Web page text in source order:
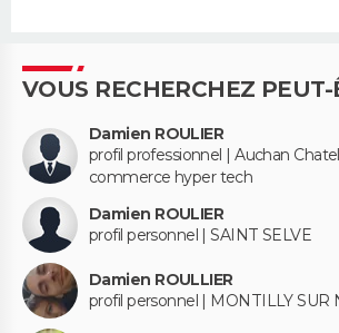
VOUS RECHERCHEZ PEUT-
Damien ROULIER
profil professionnel | Auchan
commerce hyper tech
Damien ROULIER
profil personnel | SAINT SELVE
Damien ROULLIER
profil personnel | MONTILLY SUR